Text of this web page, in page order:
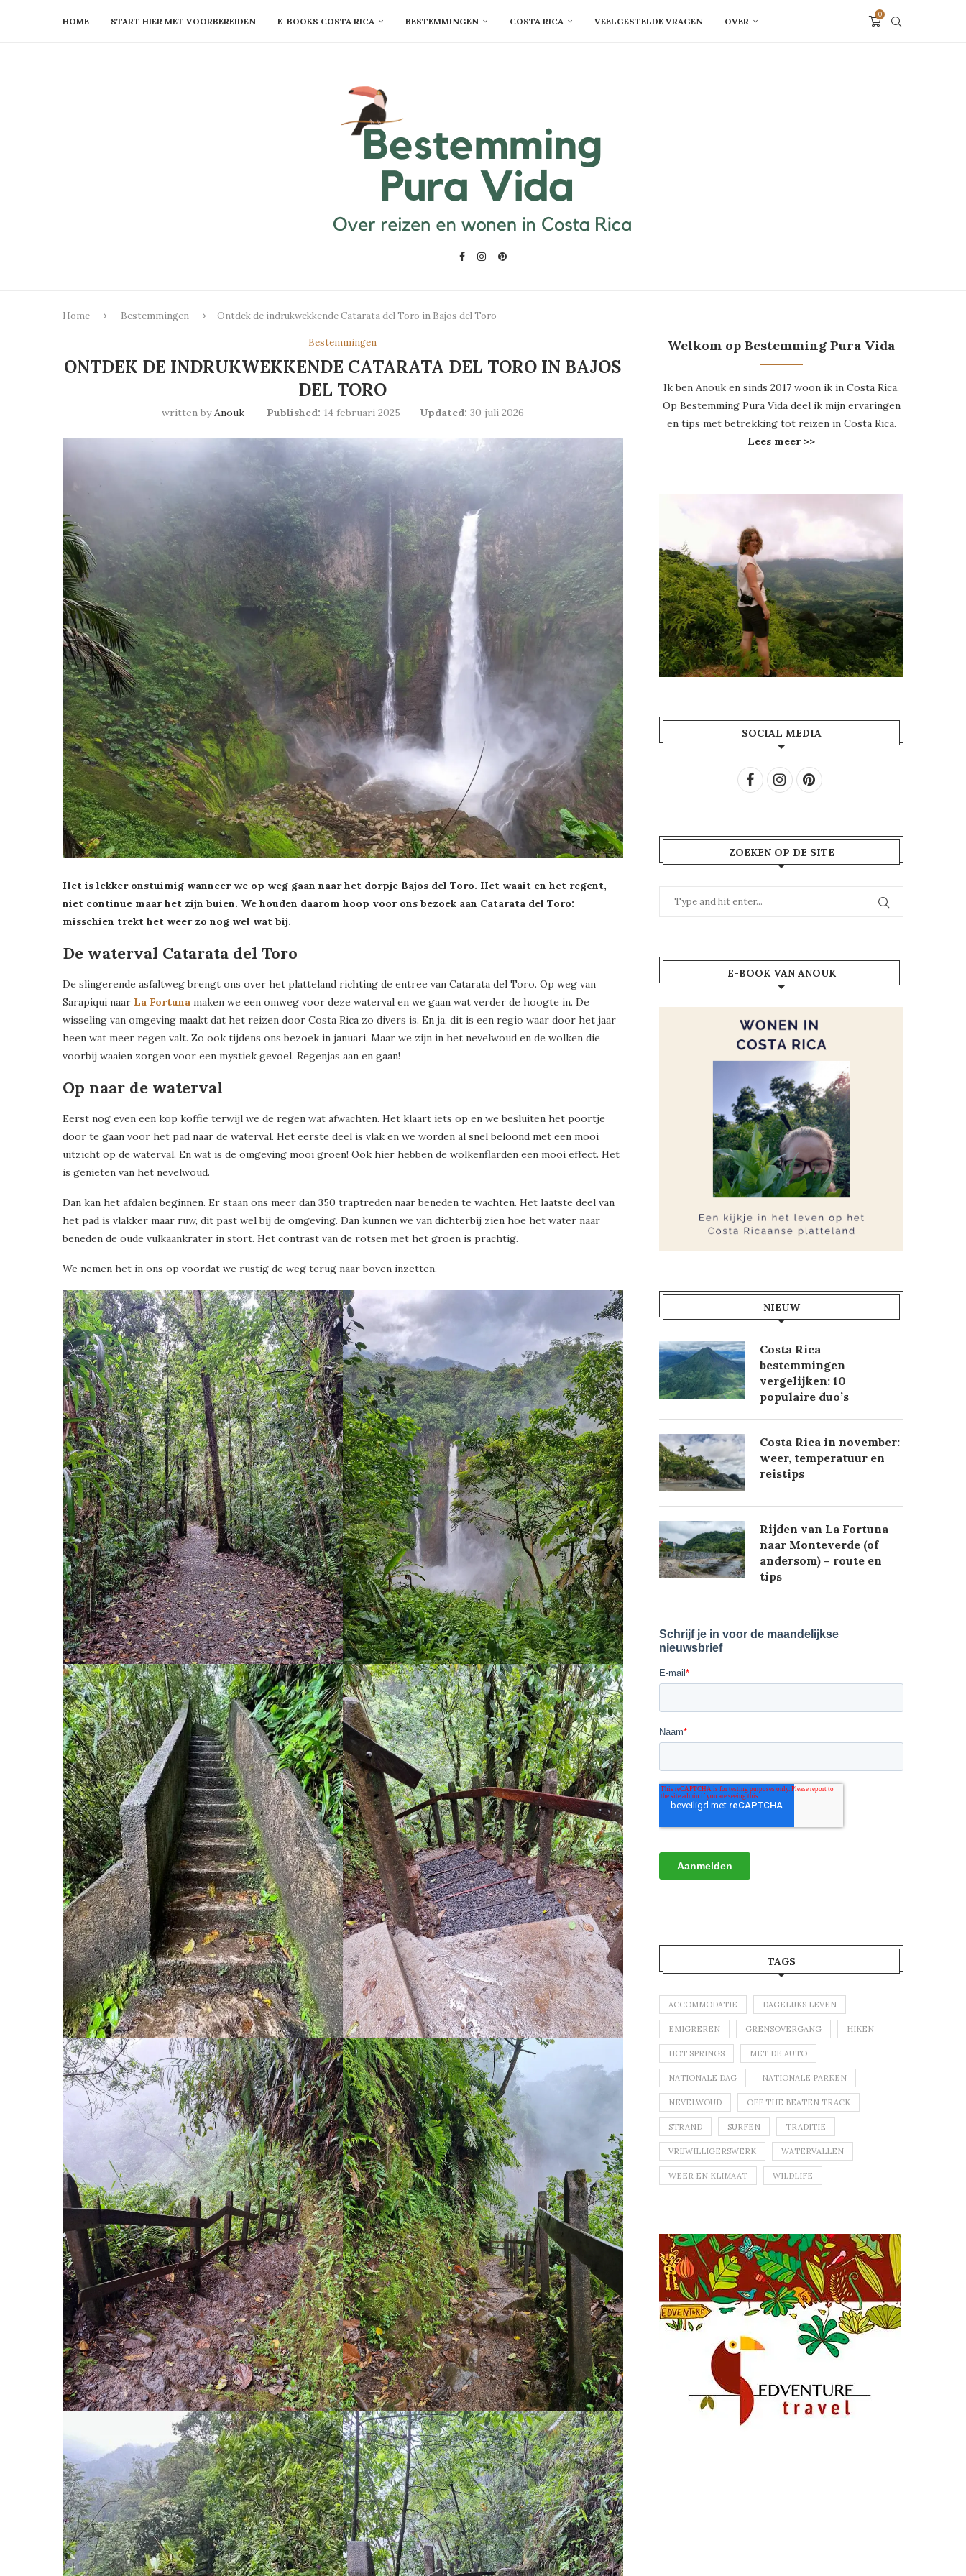
HOME START HIER MET VOORBEREIDEN E-BOOKS COSTA RICA BESTEMMINGEN COSTA RICA VEELGESTELDE VRAGEN OVER
0
Home Bestemmingen Ontdek de indrukwekkende Catarata del Toro in Bajos del Toro
Bestemmingen
ONTDEK DE INDRUKWEKKENDE CATARATA DEL TORO IN BAJOS
DEL TORO
written byAnouk Published: 14 februari 2025 Updated: 30 juli 2026
Het is lekker onstuimig wanneer we op weg gaan naar het dorpje Bajos del Toro. Het waait en het regent,
niet continue maar het zijn buien. We houden daarom hoop voor ons bezoek aan Catarata del Toro:
misschien trekt het weer zo nog wel wat bij.
De waterval Catarata del Toro
De slingerende asfaltweg brengt ons over het platteland richting de entree van Catarata del Toro. Op weg van
Sarapiqui naar La Fortuna maken we een omweg voor deze waterval en we gaan wat verder de hoogte in. De
wisseling van omgeving maakt dat het reizen door Costa Rica zo divers is. En ja, dit is een regio waar door het jaar
heen wat meer regen valt. Zo ook tijdens ons bezoek in januari. Maar we zijn in het nevelwoud en de wolken die
voorbij waaien zorgen voor een mystiek gevoel. Regenjas aan en gaan!
Op naar de waterval
Eerst nog even een kop koffie terwijl we de regen wat afwachten. Het klaart iets op en we besluiten het poortje
door te gaan voor het pad naar de waterval. Het eerste deel is vlak en we worden al snel beloond met een mooi
uitzicht op de waterval. En wat is de omgeving mooi groen! Ook hier hebben de wolkenflarden een mooi effect. Het
is genieten van het nevelwoud.
Dan kan het afdalen beginnen. Er staan ons meer dan 350 traptreden naar beneden te wachten. Het laatste deel van
het pad is vlakker maar ruw, dit past wel bij de omgeving. Dan kunnen we van dichterbij zien hoe het water naar
beneden de oude vulkaankrater in stort. Het contrast van de rotsen met het groen is prachtig.
We nemen het in ons op voordat we rustig de weg terug naar boven inzetten.
Welkom op Bestemming Pura Vida
Ik ben Anouk en sinds 2017 woon ik in Costa Rica.
Op Bestemming Pura Vida deel ik mijn ervaringen
en tips met betrekking tot reizen in Costa Rica.
Lees meer >>
SOCIAL MEDIA
ZOEKEN OP DE SITE
E-BOOK VAN ANOUK
NIEUW
Costa Rica
bestemmingen
vergelijken: 10
populaire duo’s
Costa Rica in november:
weer, temperatuur en
reistips
Rijden van La Fortuna
naar Monteverde (of
andersom) – route en
tips
TAGS
ACCOMMODATIE DAGELIJKS LEVEN
EMIGREREN GRENSOVERGANG HIKEN
HOT SPRINGS MET DE AUTO
NATIONALE DAG NATIONALE PARKEN
NEVELWOUD OFF THE BEATEN TRACK
STRAND SURFEN TRADITIE
VRIJWILLIGERSWERK WATERVALLEN
WEER EN KLIMAAT WILDLIFE